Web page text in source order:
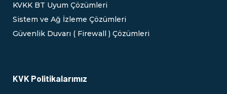
KVKK BT Uyum Çözümleri
Sistem ve Ağ İzleme Çözümleri
Güvenlik Duvarı ( Firewall ) Çözümleri
KVK Politikalarımız